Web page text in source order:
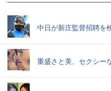
中日が新庄監督招聘を
重盛さと美、セクシー